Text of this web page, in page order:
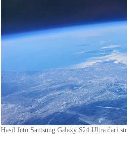
Hasil foto Samsung Galaxy S24 Ultra dari